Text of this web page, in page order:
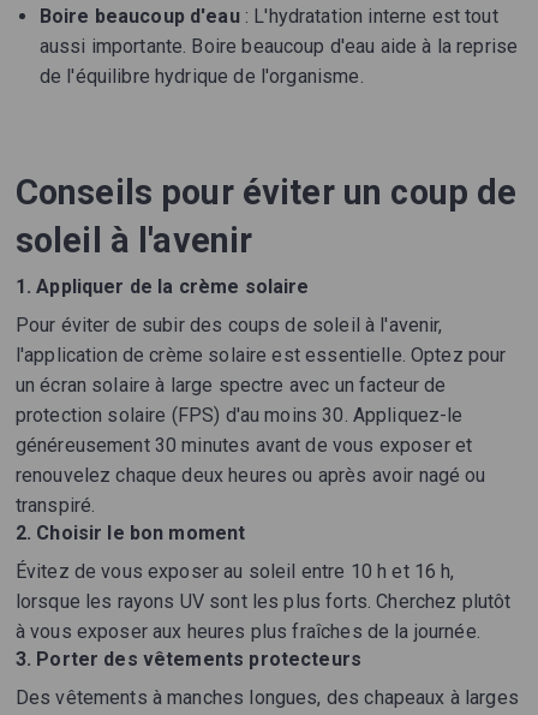
Boire beaucoup d'eau: L'hydratation interne est tout
aussi importante. Boire beaucoup d'eau aide à la reprise
de l'équilibre hydrique de l'organisme.
Conseils pour éviter un coup de
soleil à l'avenir
1. Appliquer de la crème solaire
Pour éviter de subir des coups de soleil à l'avenir,
l'application de crème solaire est essentielle. Optez pour
un écran solaire à large spectre avec un facteur de
protection solaire (FPS) d'au moins 30. Appliquez-le
généreusement 30 minutes avant de vous exposer et
renouvelez chaque deux heures ou après avoir nagé ou
transpiré.
2. Choisir le bon moment
Évitez de vous exposer au soleil entre 10 h et 16 h,
lorsque les rayons UV sont les plus forts. Cherchez plutôt
à vous exposer aux heures plus fraîches de la journée.
3. Porter des vêtements protecteurs
Des vêtements à manches longues, des chapeaux à larges